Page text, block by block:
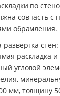
по
совпасть
обрамления.
раскладка
угловой
мм, толщину